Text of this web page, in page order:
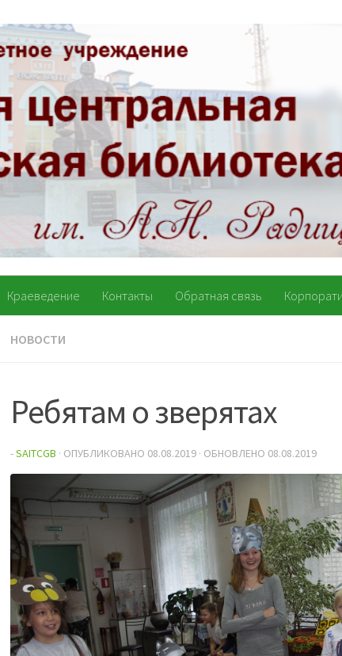
Краеведение Контакты Обратная связь
НОВОСТИ
Ребятам о зверятах
-SAITCGB · ОПУБЛИКОВАНО 08.08.2019 · ОБНОВЛЕНО 08.08.2019